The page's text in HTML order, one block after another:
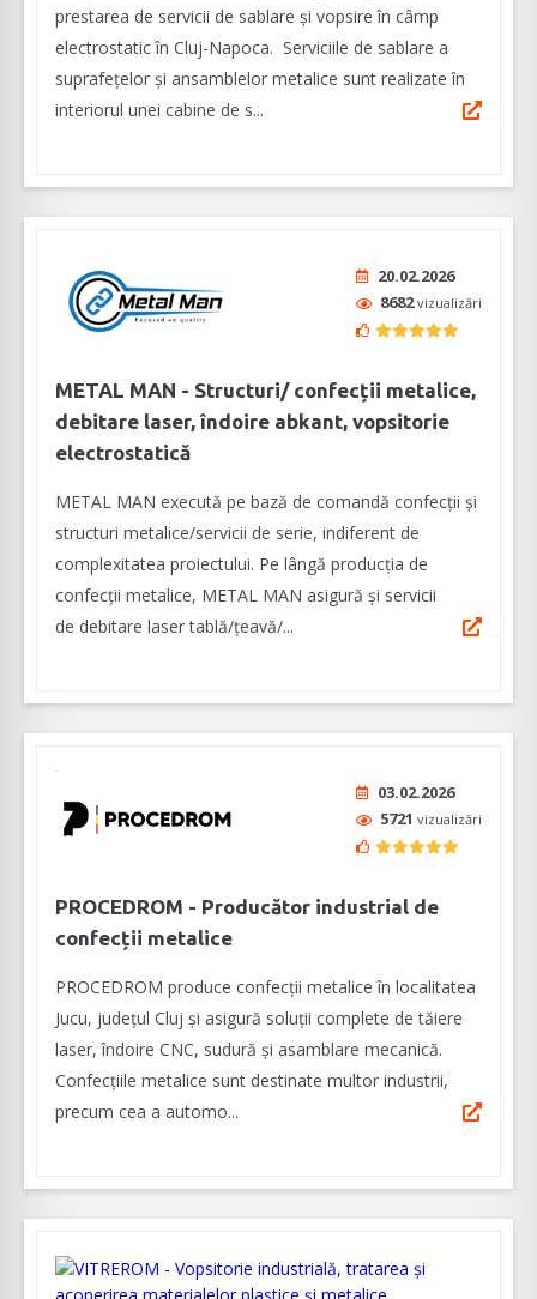
prestarea de servicii de sablare şi vopsire în câmp
electrostatic în Cluj-Napoca. Serviciile de sablare a
suprafețelor și ansamblelor metalice sunt realizate în
interiorul unei cabine de s...
20.02.2026
8682vizualizări
METAL MAN - Structuri/ confecții metalice,
debitare laser, îndoire abkant, vopsitorie
electrostatică
METAL MAN execută pe bază de comandă confecții şi
structuri metalice/servicii de serie, indiferent de
complexitatea proiectului. Pe lângă producția de
confecții metalice, METAL MAN asigură şi servicii
de debitare laser tablă/țeavă/...
03.02.2026
5721 vizualizări
PROCEDROM - Producător industrial de
confecții metalice
PROCEDROM produce confecții metalice în localitatea
Jucu, județul Cluj și asigură soluții complete de tăiere
laser, îndoire CNC, sudură și asamblare mecanică.
Confecțiile metalice sunt destinate multor industrii,
precum cea a automo...